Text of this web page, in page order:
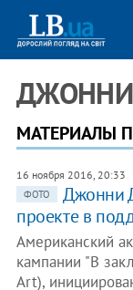
МАТЕРИАЛЫ
16 ноября 2016, 20:33
ФОТО
Джонни
проекте в
Американский
кампании "В
Art),